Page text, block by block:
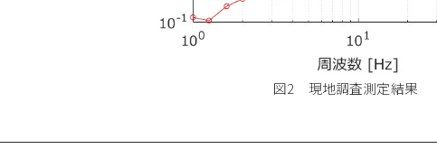
図2 現地調査測定結果